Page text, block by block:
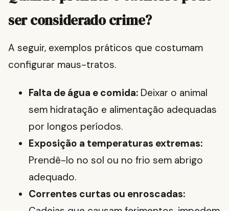
ser considerado crime?
A seguir, exemplos práticos que costumam
configurar maus-tratos.
Falta de água e comida: Deixar o animal
sem hidratação e alimentação adequadas
por longos períodos.
Exposição a temperaturas extremas:
Prendê-lo no sol ou no frio sem abrigo
adequado.
Correntes curtas ou enroscadas: